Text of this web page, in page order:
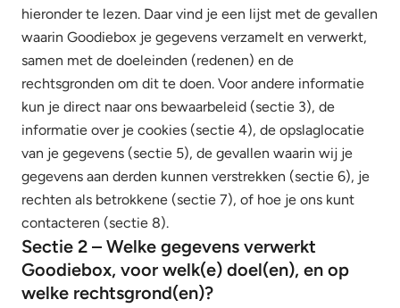
hieronder te lezen. Daar vind je een lijst met de gevallen
waarin Goodiebox je gegevens verzamelt en verwerkt,
samen met de doeleinden (redenen) en de
rechtsgronden om dit te doen. Voor andere informatie
kun je direct naar ons bewaarbeleid (sectie 3), de
informatie over je cookies (sectie 4), de opslaglocatie
van je gegevens (sectie 5), de gevallen waarin wij je
gegevens aan derden kunnen verstrekken (sectie 6), je
rechten als betrokkene (sectie 7), of hoe je ons kunt
contacteren (sectie 8).
Sectie 2 – Welke gegevens verwerkt
Goodiebox, voor welk(e) doel(en), en op
welke rechtsgrond(en)?